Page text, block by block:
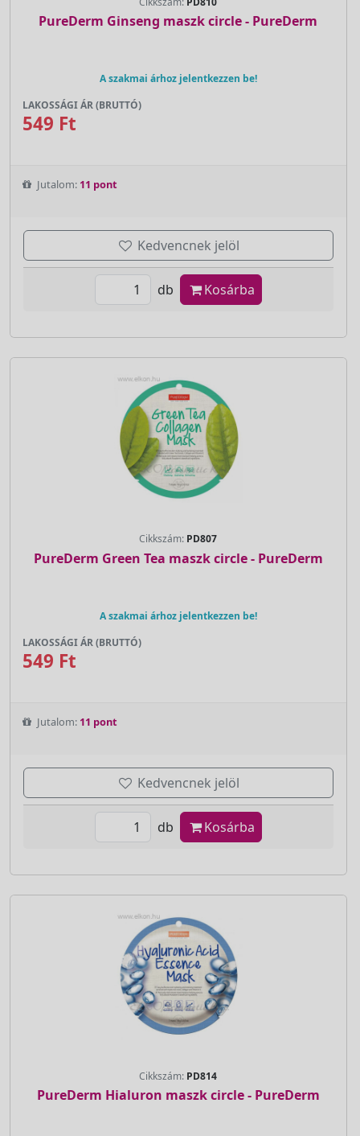
PureDerm Ginseng maszk circle - PureDerm
A szakmai árhoz jelentkezzen be!
LAKOSSÁGI ÁR (BRUTTÓ)
549 Ft
Jutalom: 11 pont
Kedvencnek jelöl
db Kosárba
Cikkszám: PD807
PureDerm Green Tea maszk circle - PureDerm
A szakmai árhoz jelentkezzen be!
LAKOSSÁGI ÁR (BRUTTÓ)
549 Ft
Jutalom: 11 pont
Kedvencnek jelöl
db Kosárba
Cikkszám: PD814
PureDerm Hialuron maszk circle - PureDerm